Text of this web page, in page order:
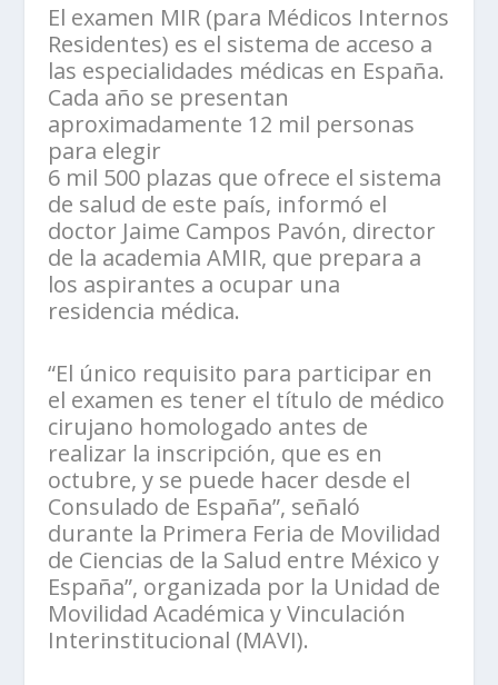
El examen MIR (para Médicos Internos
Residentes) es el sistema de acceso a
las especialidades médicas en España.
Cada año se presentan
aproximadamente 12 mil personas
para elegir
6 mil 500 plazas que ofrece el sistema
de salud de este país, informó el
doctor Jaime Campos Pavón, director
de la academia AMIR, que prepara a
los aspirantes a ocupar una
residencia médica.
“El único requisito para participar en
el examen es tener el título de médico
cirujano homologado antes de
realizar la inscripción, que es en
octubre, y se puede hacer desde el
Consulado de España”, señaló
durante la Primera Feria de Movilidad
de Ciencias de la Salud entre México y
España”, organizada por la Unidad de
Movilidad Académica y Vinculación
Interinstitucional (MAVI).